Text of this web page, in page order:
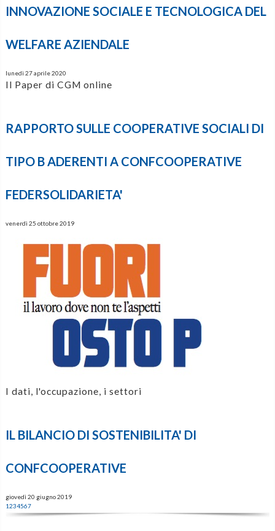
INNOVAZIONE SOCIALE E TECNOLOGICA DEL
WELFARE AZIENDALE
lunedì 27 aprile 2020
Il Paper di CGM online
RAPPORTO SULLE COOPERATIVE SOCIALI DI
TIPO B ADERENTI A CONFCOOPERATIVE
FEDERSOLIDARIETA'
venerdì 25 ottobre 2019
I dati, l'occupazione, i settori
IL BILANCIO DI SOSTENIBILITA' DI
CONFCOOPERATIVE
giovedì 20 giugno 2019
1234567